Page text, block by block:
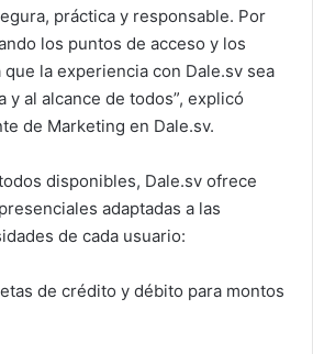
práctica y responsable. Por
los puntos de acceso y los
la experiencia con Dale.sv sea
y al alcance de todos”, explicó
de Marketing en Dale.sv.
disponibles, Dale.sv ofrece
adaptadas a las
de cada usuario:
de crédito y débito para montos